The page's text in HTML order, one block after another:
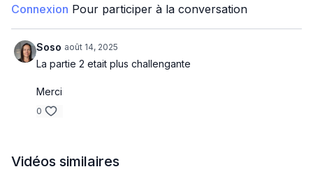
Connexion Pour participer à la conversation
Soso août 14, 2025
La partie 2 etait plus challengante
Merci
0
Vidéos similaires